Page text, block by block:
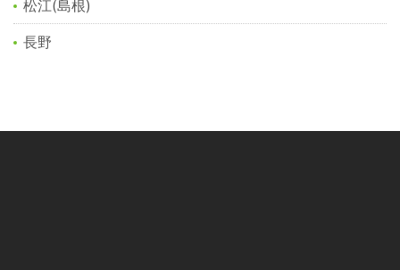
松江(島根)
長野